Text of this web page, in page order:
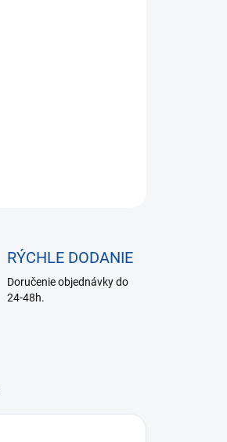
RÝCHLE DODANIE
Doručenie objednávky do
24-48h.